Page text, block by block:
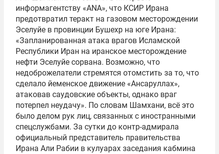
информагентству «ANA», что КСИР Ирана
предотвратил теракт на газовом месторождении
Эселуйе в провинции Бушехр на юге Ирана:
«Запланированная атака врагов Исламской
Республики Иран на иранское месторождение
нефти Эселуйе сорвана. Возможно, что
недоброжелатели стремятся отомстить за то, что
сделало йеменское движение «Ансаруллах»,
атаковав саудовские объекты, однако враг
потерпел неудачу». По словам Шамхани, всё это
было делом рук лиц, связанных с иностранными
спецслужбами. За сутки до контр-адмирала
официальный представитель правительства
Ирана Али Рабии в кулуарах заседания кабмина